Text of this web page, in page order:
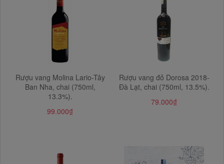
Rượu vang Molina Lario-Tây
Ban Nha, chai (750ml,
13.3%).
99.000₫
Rượu vang đỏ Dorosa 2018-
Đà Lạt, chai (750ml, 13.5%).
79.000₫